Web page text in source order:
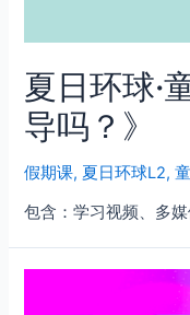
夏日环球·
导吗？》
假期课, 夏日环球L2,
包含：学习视频、多